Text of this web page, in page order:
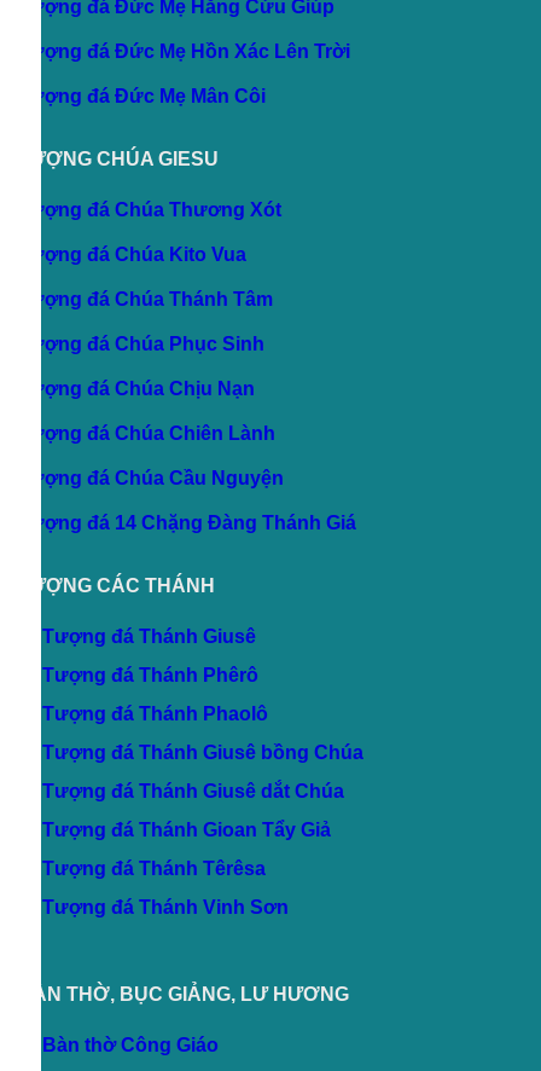
TƯỢNG CHÚA GIESU
Tượng đá Chúa Kito Vua
Tượng đá Chúa Thánh Tâm
Tượng đá 14 Chặng Đàng Thánh Giá
Tượng đá Thánh Giusê
Tượng đá Thánh Phaolô
Tượng đá Thánh Giusê bồng Chúa
Tượng đá Thánh Gioan Tẩy Giả
Tượng đá Thánh Têrêsa
Tượng đá Thánh Vinh Sơn
BÀN THỜ, BỤC GIẢNG, LƯ HƯƠNG
Lư hương Công Giáo